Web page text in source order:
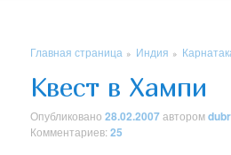
Главная страница » Индия »
Квест в Хампи
Опубликовано28.02.2007автором
Комментариев:25